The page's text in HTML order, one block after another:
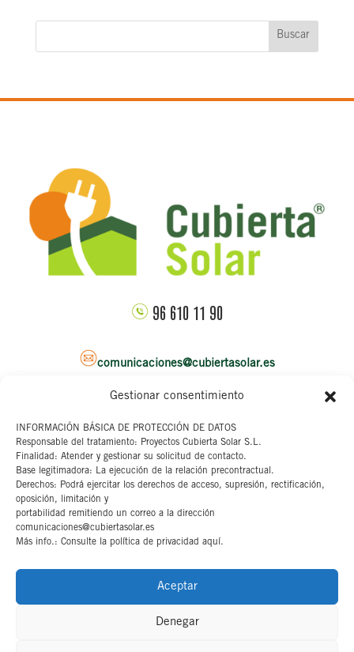
Gestionar consentimiento
INFORMACIÓN BÁSICA DE PROTECCIÓN DE DATOS
Responsable del tratamiento: Proyectos Cubierta Solar S.L.
Finalidad: Atender y gestionar su solicitud de contacto.
Base legitimadora: La ejecución de la relación precontractual.
Derechos: Podrá ejercitar los derechos de acceso, supresión, rectificación,
oposición, limitación y
portabilidad remitiendo un correo a la dirección
comunicaciones@cubiertasolar.es
Más info.: Consulte la política de privacidad aquí.
Aceptar
Denegar
Buscar
96 610 11 90
comunicaciones@cubiertasolar.es
Sede corporativa
C/ Pascual y Genis, 20
4ª planta
46002 Valencia
Aviso legal
Canal interno